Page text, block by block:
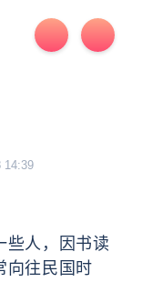
14:39
些人，因书读
向往民国时